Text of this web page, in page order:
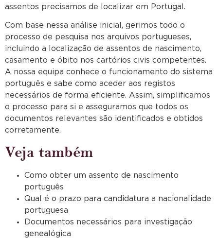
assentos precisamos de localizar em Portugal.
Com base nessa análise inicial, gerimos todo o
processo de pesquisa nos arquivos portugueses,
incluindo a localização de assentos de nascimento,
casamento e óbito nos cartórios civis competentes.
A nossa equipa conhece o funcionamento do sistema
português e sabe como aceder aos registos
necessários de forma eficiente. Assim, simplificamos
o processo para si e asseguramos que todos os
documentos relevantes são identificados e obtidos
corretamente.
Veja também
Como obter um assento de nascimento
português
Qual é o prazo para candidatura a nacionalidade
portuguesa
Documentos necessários para investigação
genealógica